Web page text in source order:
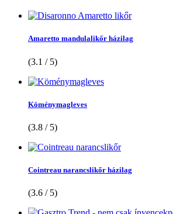
Amaretto mandulalikőr házilag
(3.1 / 5)
Köménymagleves
(3.8 / 5)
Cointreau narancslikőr házilag
(3.6 / 5)